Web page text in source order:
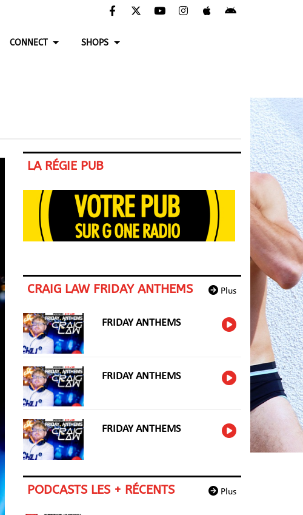
CONNECT SHOPS
LA RÉGIE PUB
Plus
CRAIG LAW FRIDAY ANTHEMS
FRIDAY ANTHEMS
FRIDAY ANTHEMS
FRIDAY ANTHEMS
Plus
PODCASTS LES + RÉCENTS